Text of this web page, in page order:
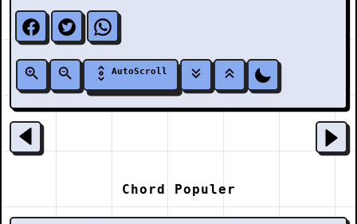
AutoScroll
Chord Populer